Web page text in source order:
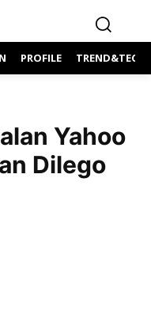
PROFILE
Yahoo
Dilego